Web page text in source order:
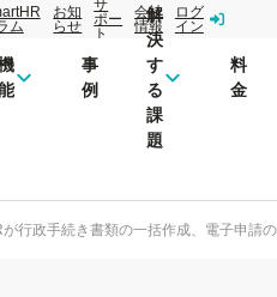
ム
お知
らせ
サ
ポー
ト
会社
情報
ログ
イン
事
例
解
決
す
る
課
題
料
金
が行政手続き書類の一括作成、電子申請